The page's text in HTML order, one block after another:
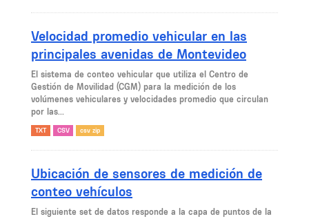
Velocidad promedio vehicular en las
principales avenidas de Montevideo
El sistema de conteo vehicular que utiliza el Centro de
Gestión de Movilidad (CGM) para la medición de los
volúmenes vehiculares y velocidades promedio que circulan
por las...
TXT CSV csv zip
Ubicación de sensores de medición de
conteo vehículos
El siguiente set de datos responde a la capa de puntos de la